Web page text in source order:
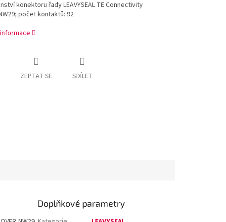
konektoru řady LEAVYSEAL TE Connectivity
počet kontaktů: 92
ZEPTAT SE SDÍLET
Doplňkové parametry